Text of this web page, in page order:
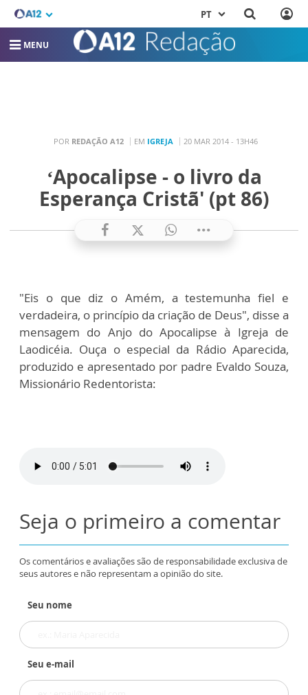
PT
MENU
POR REDAÇÃO A12 EM IGREJA 20 MAR 2014 - 13H46
‘Apocalipse - o livro da
Esperança Cristã' (pt 86)
"Eis o que diz o Amém, a testemunha fiel e
verdadeira, o princípio da criação de Deus", disse a
mensagem do Anjo do Apocalipse à Igreja de
Laodicéia. Ouça o especial da Rádio Aparecida,
produzido e apresentado por padre Evaldo Souza,
Missionário Redentorista:
Seja o primeiro a comentar
Os comentários e avaliações são de responsabilidade exclusiva de
seus autores e não representam a opinião do site.
Seu nome
Seu e-mail